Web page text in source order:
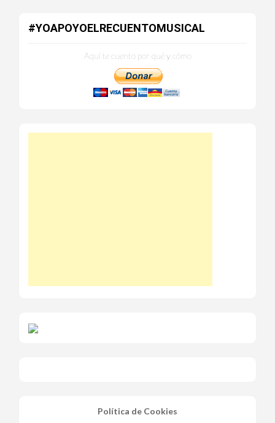
#YOAPOYOELRECUENTOMUSICAL
Aquí te cuento por qué y cómo
Política de Cookies